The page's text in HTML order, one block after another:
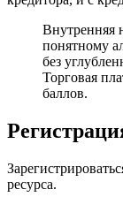
Внутренняя
понятному
без
Торговая
баллов.
ресурса.